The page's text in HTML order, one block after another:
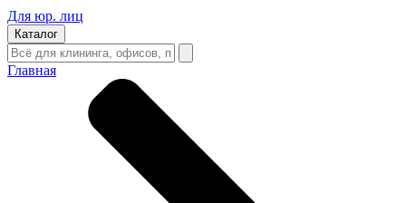
Для юр. лиц
Каталог
Главная